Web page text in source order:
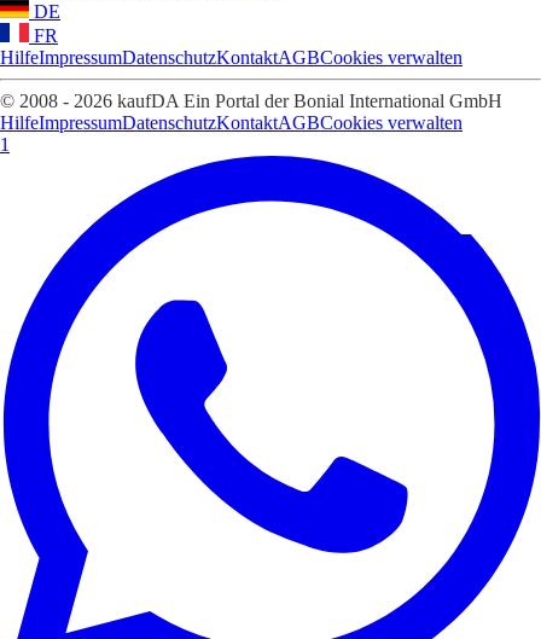
DE
FR
HilfeImpressumDatenschutzKontaktAGBCookies verwalten
© 2008 - 2026 kaufDA Ein Portal der Bonial International GmbH
HilfeImpressumDatenschutzKontaktAGBCookies verwalten
1